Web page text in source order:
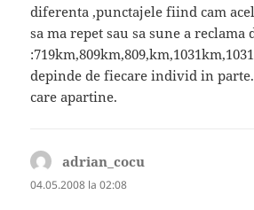
diferenta ,punctajele fiind cam
sa ma repet sau sa sune a reclama
depinde de fiecare individ in
care apartine.
adrian_cocu
04.05.2008 la 02:08